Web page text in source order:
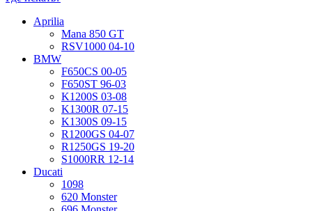
Aprilia
Mana 850 GT
RSV1000 04-10
BMW
F650CS 00-05
F650ST 96-03
K1200S 03-08
K1300R 07-15
K1300S 09-15
R1200GS 04-07
R1250GS 19-20
S1000RR 12-14
Ducati
1098
620 Monster